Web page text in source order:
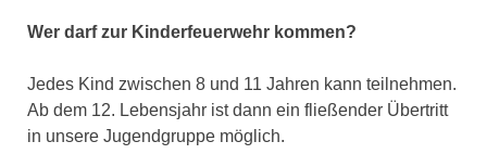
Wer darf zur Kinderfeuerwehr kommen?
Jedes Kind zwischen 8 und 11 Jahren kann teilnehmen.
Ab dem 12. Lebensjahr ist dann ein fließender Übertritt
in unsere Jugendgruppe möglich.